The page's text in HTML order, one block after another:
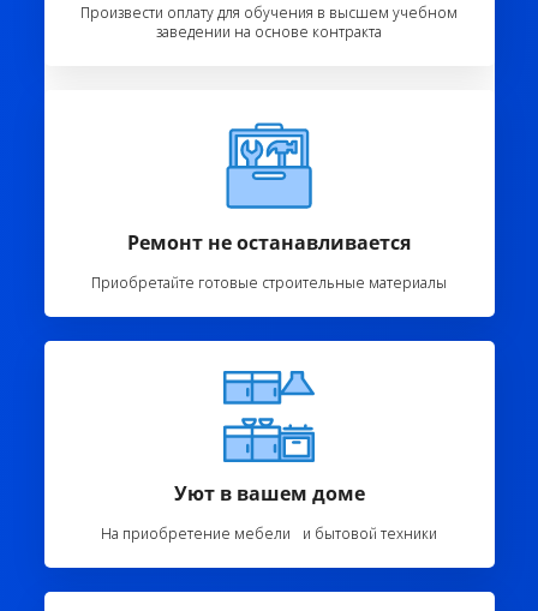
Произвести оплату для обучения в высшем учебном
заведении на основе контракта
Ремонт не останавливается
Приобретайте готовые строительные материалы
Уют в вашем доме
На приобретение мебели и бытовой техники